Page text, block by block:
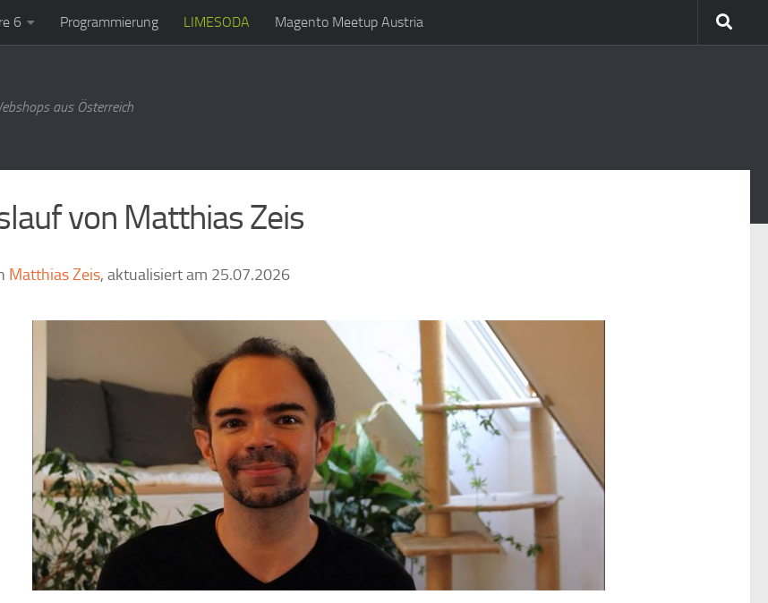
6 Programmierung LIMESODA Magento Meetup Austria
aus Österreich
von Matthias Zeis
Matthias Zeis, aktualisiert am 25.07.2026